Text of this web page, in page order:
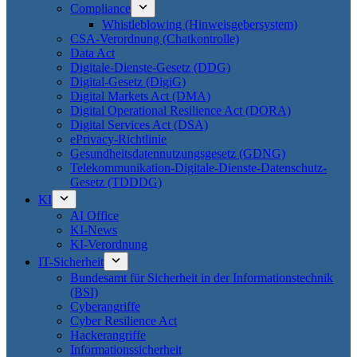
Compliance
Whistleblowing (Hinweisgebersystem)
CSA-Verordnung (Chatkontrolle)
Data Act
Digitale-Dienste-Gesetz (DDG)
Digital-Gesetz (DigiG)
Digital Markets Act (DMA)
Digital Operational Resilience Act (DORA)
Digital Services Act (DSA)
ePrivacy-Richtlinie
Gesundheitsdatennutzungsgesetz (GDNG)
Telekommunikation-Digitale-Dienste-Datenschutz-
Gesetz (TDDDG)
KI
AI Office
KI-News
KI-Verordnung
IT-Sicherheit
Bundesamt für Sicherheit in der Informationstechnik
(BSI)
Cyberangriffe
Cyber Resilience Act
Hackerangriffe
Informationssicherheit